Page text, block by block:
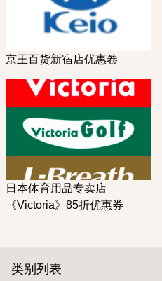
京王百货新宿店优惠卷
日本体育用品专卖店
《Victoria》85折优惠券
类别列表